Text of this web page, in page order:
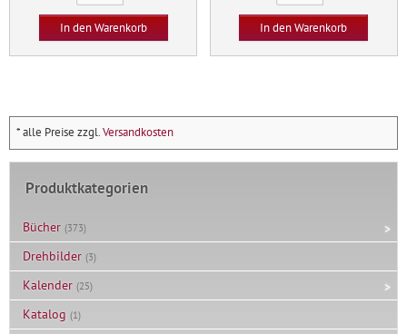
Menge
In den Warenkorb
Menge
In den Warenkorb
* alle Preise zzgl.Versandkosten
Produktkategorien
Bücher (373)
Drehbilder (3)
Kalender (25)
Katalog (1)